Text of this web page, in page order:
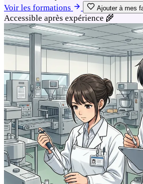
Voir les formations
Ajouter à mes
Accessible après expérience 🌾